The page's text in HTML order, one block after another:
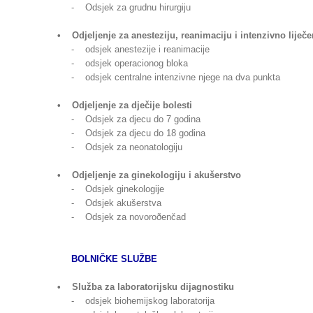
- Odsjek za grudnu hirurgiju
• Odjeljenje za anesteziju, reanimaciju i intenzivno
- odsjek anestezije i reanimacije
- odsjek operacionog bloka
- odsjek centralne intenzivne njege na dva punkta
• Odjeljenje za dječije bolesti
- Odsjek za djecu do 7 godina
- Odsjek za djecu do 18 godina
- Odsjek za neonatologiju
• Odjeljenje za ginekologiju i akušerstvo
- Odsjek ginekologije
- Odsjek akušerstva
- Odsjek za novoroðenčad
BOLNIČKE SLUŽBE
• Služba za laboratorijsku dijagnostiku
- odsjek biohemijskog laboratorija